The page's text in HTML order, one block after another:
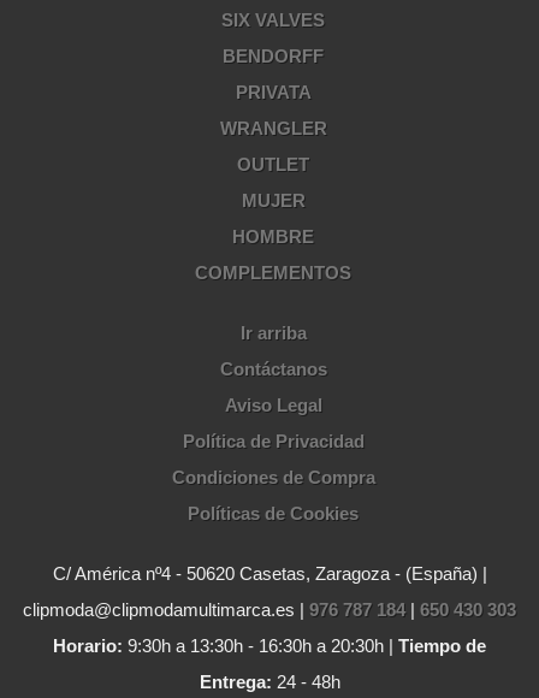
SIX VALVES
BENDORFF
PRIVATA
WRANGLER
OUTLET
MUJER
HOMBRE
COMPLEMENTOS
Ir arriba
Contáctanos
Aviso Legal
Política de Privacidad
Condiciones de Compra
Políticas de Cookies
C/ América nº4 - 50620 Casetas, Zaragoza - (España) |
clipmoda@clipmodamultimarca.es | 976 787 184| 650 430 303
Horario: 9:30h a 13:30h - 16:30h a 20:30h | Tiempo de
Entrega: 24 - 48h